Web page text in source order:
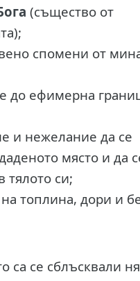
(същество от
спомени от
до ефимерна
и нежелание да се
място и да
си;
топлина, дори и
са се сблъсквали